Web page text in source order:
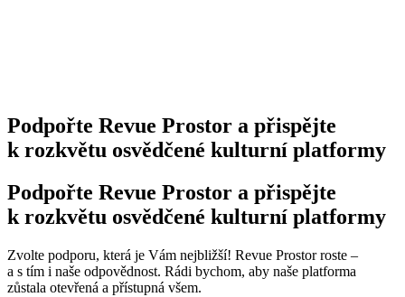
Podpořte Revue Prostor a přispějte
k rozkvětu osvědčené kulturní platformy
Podpořte Revue Prostor a přispějte
k rozkvětu osvědčené kulturní platformy
Zvolte podporu, která je Vám nejbližší! Revue Prostor roste –
a s tím i naše odpovědnost. Rádi bychom, aby naše platforma
zůstala otevřená a přístupná všem.